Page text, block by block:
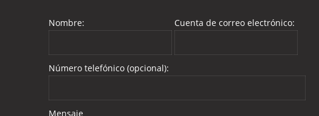
Nombre: Cuenta de correo electrónico:
Número telefónico (opcional):
Mensaje